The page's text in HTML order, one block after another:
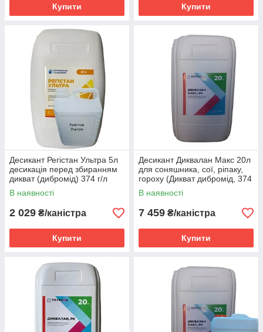
Купити Купити
Десикант Регістан Ультра 5л
десикація перед збиранням
дикват (дибромід) 374 г/л
В наявності
2 029 ₴/каністра
Купити
Десикант Диквалан Макс 20л
для соняшника, сої, ріпаку,
гороху (Дикват дибромід, 374
г/л)
В наявності
7 459 ₴/каністра
Купити